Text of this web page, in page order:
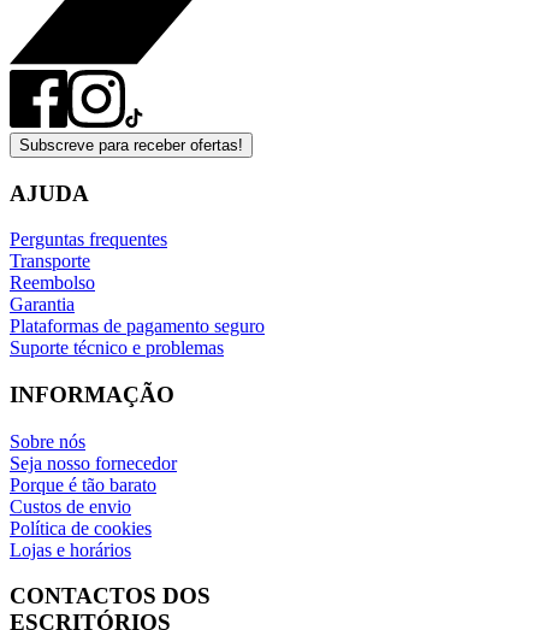
Subscreve para receber ofertas!
AJUDA
Perguntas frequentes
Transporte
Reembolso
Garantia
Plataformas de pagamento seguro
Suporte técnico e problemas
INFORMAÇÃO
Sobre nós
Seja nosso fornecedor
Porque é tão barato
Custos de envio
Política de cookies
Lojas e horários
CONTACTOS DOS
ESCRITÓRIOS